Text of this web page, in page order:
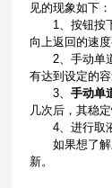
见的现象如下：
1、按钮按下
向上返回的速
2、手动单道
有达到设定的容
3、手动单
几次后，其稳
4、进行取液
如果想了解
新。